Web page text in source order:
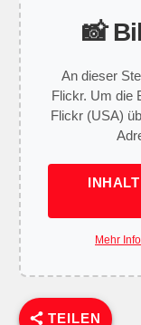
📸
An dieser
Flickr. Um die
Flickr (USA)
Mehr
TEILEN